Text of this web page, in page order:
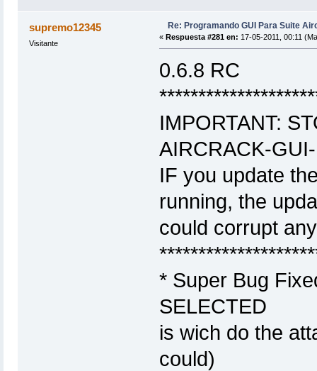
supremo12345
Visitante
Re: Programando GUI Para Suite
« Respuesta #281 en: 17-05-2011, 00:11
0.6.8 RC
IMPORTANT:
AIRCRACK-
IF you update
running, the
could corrupt
* Super Bug
SELECTED
is wich do the
could)